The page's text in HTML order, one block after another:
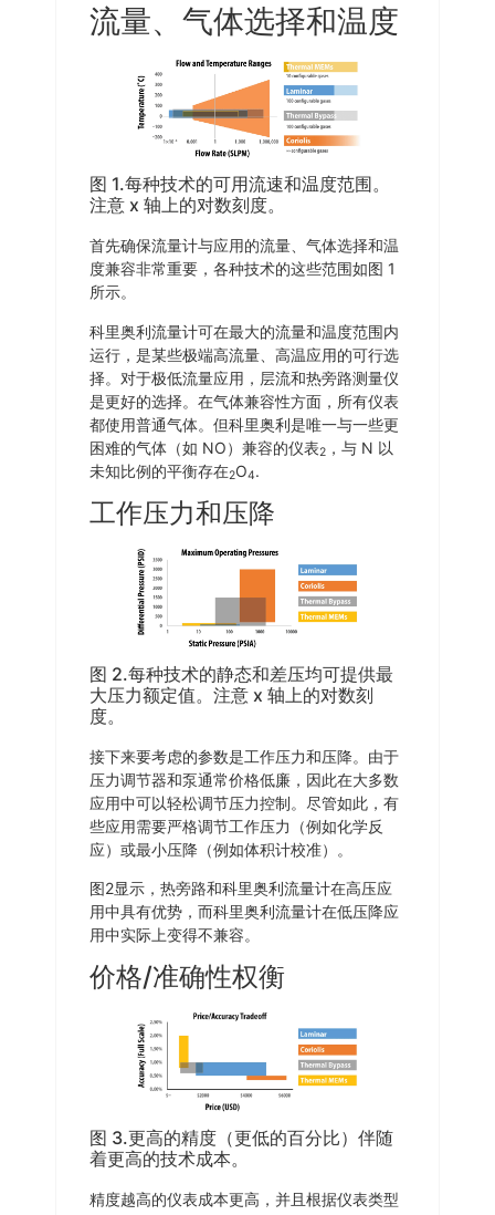
流量、气体选择和温度
图 1.每种技术的可用流速和温度范围。
注意 x 轴上的对数刻度。
首先确保流量计与应用的流量、气体选择和温
度兼容非常重要，各种技术的这些范围如图 1
所示。
科里奥利流量计可在最大的流量和温度范围内
运行，是某些极端高流量、高温应用的可行选
择。对于极低流量应用，层流和热旁路测量仪
是更好的选择。在气体兼容性方面，所有仪表
都使用普通气体。但科里奥利是唯一与一些更
困难的气体（如 NO）兼容的仪表2 ，与 N 以
未知比例的平衡存在2O4.
工作压力和压降
图 2.每种技术的静态和差压均可提供最
大压力额定值。注意 x 轴上的对数刻
度。
接下来要考虑的参数是工作压力和压降。由于
压力调节器和泵通常价格低廉，因此在大多数
应用中可以轻松调节压力控制。尽管如此，有
些应用需要严格调节工作压力（例如化学反
应）或最小压降（例如体积计校准）。
图2显示，热旁路和科里奥利流量计在高压应
用中具有优势，而科里奥利流量计在低压降应
用中实际上变得不兼容。
价格/准确性权衡
图 3.更高的精度（更低的百分比）伴随
着更高的技术成本。
精度越高的仪表成本更高，并且根据仪表类型